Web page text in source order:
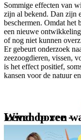
Sommige effecten van
zijn al bekend. Dan zijn
beschermen. Omdat het
een nieuwe
of nog niet kunnen
Er gebeurt onderzoek
zeezoogdieren, vissen,
is het effect positief,
kansen voor de natuur
Wind op zee - Leven